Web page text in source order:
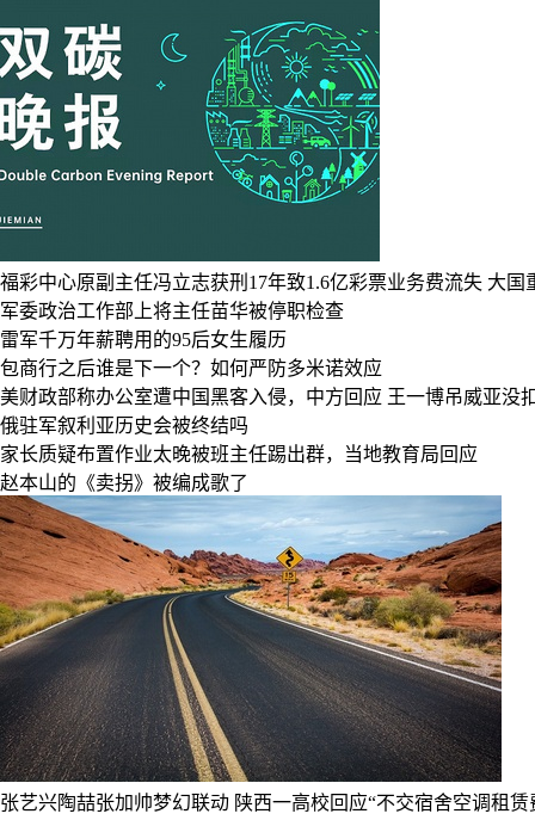
福彩中心原副主任冯立志获刑17年致1.6亿彩票业务费流失 大国
军委政治工作部上将主任苗华被停职检查
雷军千万年薪聘用的95后女生履历
包商行之后谁是下一个？如何严防多米诺效应
美财政部称办公室遭中国黑客入侵，中方回应 王一博吊威亚没
俄驻军叙利亚历史会被终结吗
家长质疑布置作业太晚被班主任踢出群，当地教育局回应
赵本山的《卖拐》被编成歌了
张艺兴陶喆张加帅梦幻联动 陕西一高校回应“不交宿舍空调租赁